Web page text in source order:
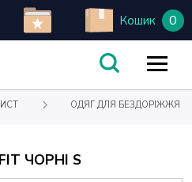
Кошик 0
ОДЯГ ДЛЯ БЕЗДОРІЖЖЯ
ЧОРНІ S